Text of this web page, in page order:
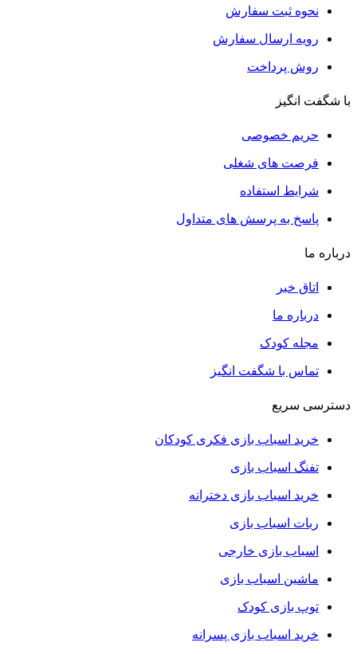
نحوه ثبت سفارش
رویه ارسال سفارش
روش پرداخت
با شگفت انگیز
حریم خصوصی
فرصت های شغلی
شرایط استفاده
پاسخ به پرسش های متداول
درباره ما
اتاق خبر
درباره ما
مجله کودک
تماس با شگفت انگیز
دسترسی سریع
خرید اسباب بازی فکری کودکان
تفنگ اسباب بازی
خرید اسباب بازی دخترانه
ربات اسباب بازی
اسباب بازی خارجی
ماشین اسباب بازی
توپ بازی کودک
خرید اسباب بازی پسرانه